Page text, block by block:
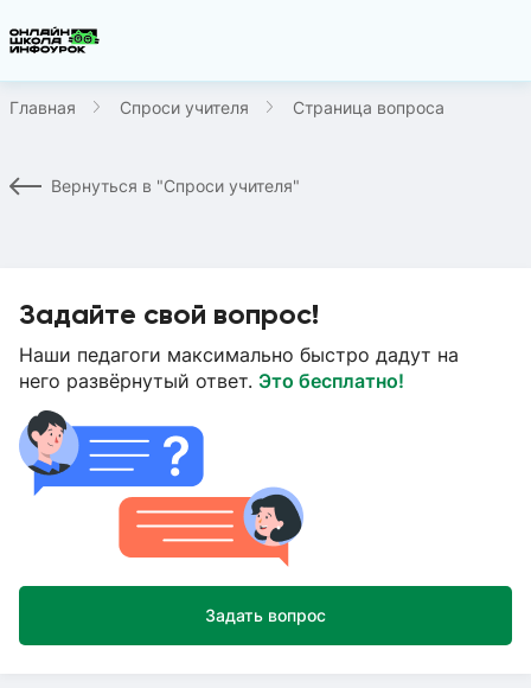
Главная Спроси учителя Страница вопроса
Вернуться в "Спроси учителя"
Задайте свой вопрос!
Наши педагоги максимально быстро дадут на
него развёрнутый ответ. Это бесплатно!
Задать вопрос